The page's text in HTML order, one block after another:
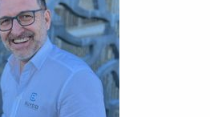
de
sans barrière· Et bien
nous sur toutes les
Apple Podcast, Spotify...),
de liker si vous aimez les
écrit, réalisé et monté par
du Colombier.